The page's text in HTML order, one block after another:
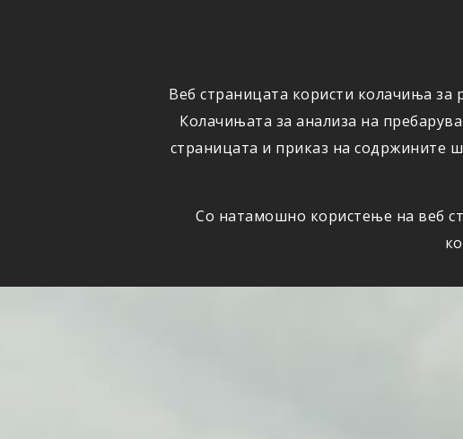
Веб страницата користи колачиња за
Колачињата за анализа на
страницата и приказ на содржините
Со натамошно користење на веб